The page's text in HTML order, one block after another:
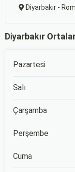
Diyarbakır -
Diyarbakır
Pazartesi
Salı
Çarşamba
Perşembe
Cuma